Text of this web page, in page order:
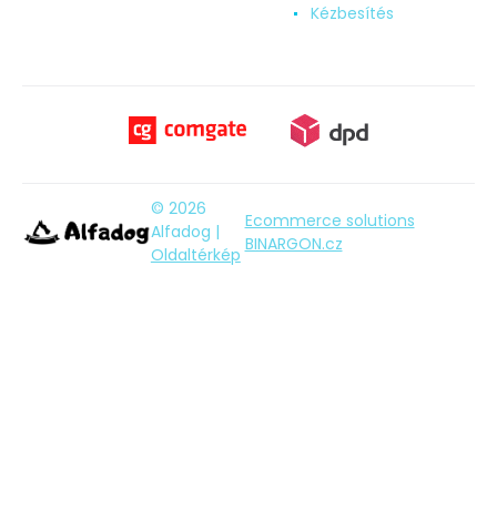
Kézbesítés
© 2026
Alfadog |
Oldaltérkép
Ecommerce solutions
BINARGON.cz